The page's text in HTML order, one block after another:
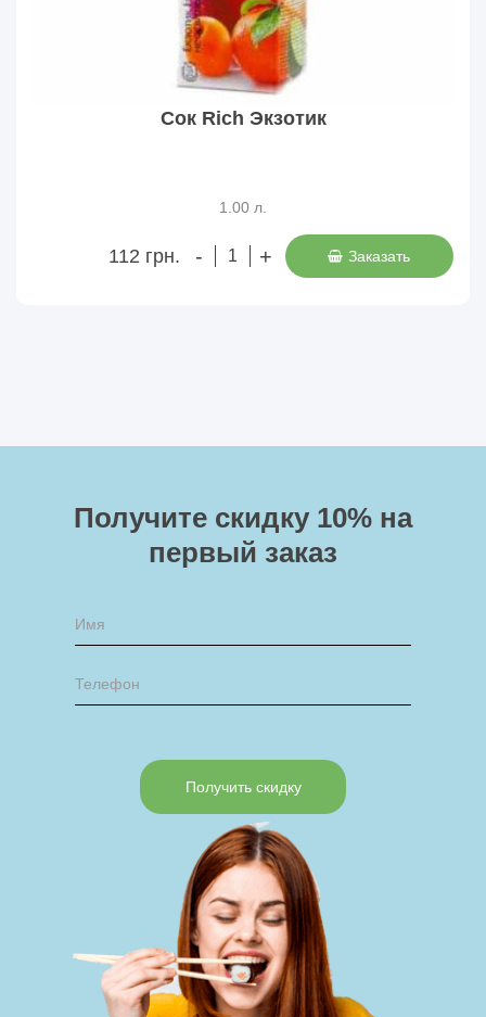
Сок Rich Экзотик
1.00 л.
112 грн. - + Заказать
Получите скидку 10% на
первый заказ
Получить скидку